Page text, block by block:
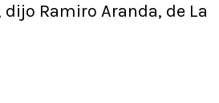
Ramiro Aranda, de La